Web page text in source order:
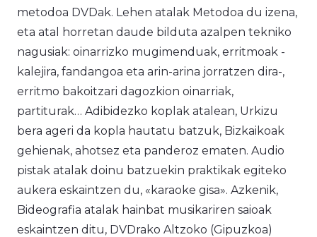
metodoa DVDak. Lehen atalak Metodoa du izena,
eta atal horretan daude bilduta azalpen tekniko
nagusiak: oinarrizko mugimenduak, erritmoak -
kalejira, fandangoa eta arin-arina jorratzen dira-,
erritmo bakoitzari dagozkion oinarriak,
partiturak… Adibidezko koplak atalean, Urkizu
bera ageri da kopla hautatu batzuk, Bizkaikoak
gehienak, ahotsez eta panderoz ematen. Audio
pistak atalak doinu batzuekin praktikak egiteko
aukera eskaintzen du, « karaoke gisa». Azkenik,
Bideografia atalak hainbat musikariren saioak
eskaintzen ditu, DVDrako Altzoko (Gipuzkoa)